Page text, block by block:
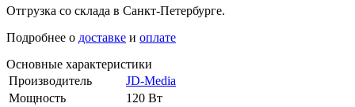
Отгрузка со склада в Санкт-Петербурге.
Подробнее о доставке и оплате
Основные характеристики
Производитель
JD-Media
Мощность
120 Вт